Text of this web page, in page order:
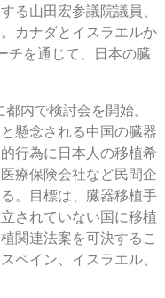
る山田宏参議院議員、
カナダとイスラエルか
チを通じて、日本の臓
内で検討会を開始。
懸念される中国の臓器
行為に日本人の移植希
療保険会社など民間企
。目標は、臓器移植手
されていない国に移植
関連法案を可決するこ
ペイン、イスラエル、